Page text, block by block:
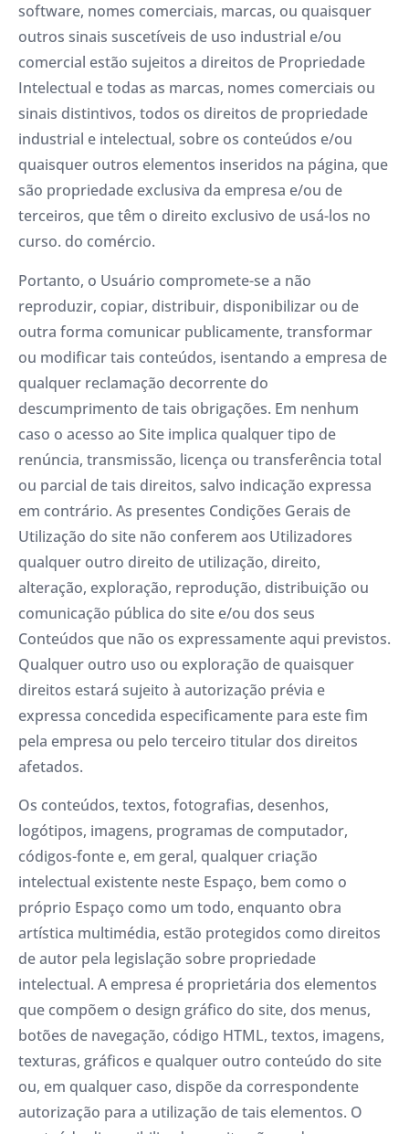
software, nomes comerciais, marcas, ou quaisquer
outros sinais suscetíveis de uso industrial e/ou
comercial estão sujeitos a direitos de Propriedade
Intelectual e todas as marcas, nomes comerciais ou
sinais distintivos, todos os direitos de propriedade
industrial e intelectual, sobre os conteúdos e/ou
quaisquer outros elementos inseridos na página, que
são propriedade exclusiva da empresa e/ou de
terceiros, que têm o direito exclusivo de usá-los no
curso. do comércio.
Portanto, o Usuário compromete-se a não
reproduzir, copiar, distribuir, disponibilizar ou de
outra forma comunicar publicamente, transformar
ou modificar tais conteúdos, isentando a empresa de
qualquer reclamação decorrente do
descumprimento de tais obrigações. Em nenhum
caso o acesso ao Site implica qualquer tipo de
renúncia, transmissão, licença ou transferência total
ou parcial de tais direitos, salvo indicação expressa
em contrário. As presentes Condições Gerais de
Utilização do site não conferem aos Utilizadores
qualquer outro direito de utilização, direito,
alteração, exploração, reprodução, distribuição ou
comunicação pública do site e/ou dos seus
Conteúdos que não os expressamente aqui previstos.
Qualquer outro uso ou exploração de quaisquer
direitos estará sujeito à autorização prévia e
expressa concedida especificamente para este fim
pela empresa ou pelo terceiro titular dos direitos
afetados.
Os conteúdos, textos, fotografias, desenhos,
logótipos, imagens, programas de computador,
códigos-fonte e, em geral, qualquer criação
intelectual existente neste Espaço, bem como o
próprio Espaço como um todo, enquanto obra
artística multimédia, estão protegidos como direitos
de autor pela legislação sobre propriedade
intelectual. A empresa é proprietária dos elementos
que compõem o design gráfico do site, dos menus,
botões de navegação, código HTML, textos, imagens,
texturas, gráficos e qualquer outro conteúdo do site
ou, em qualquer caso, dispõe da correspondente
autorização para a utilização de tais elementos. O